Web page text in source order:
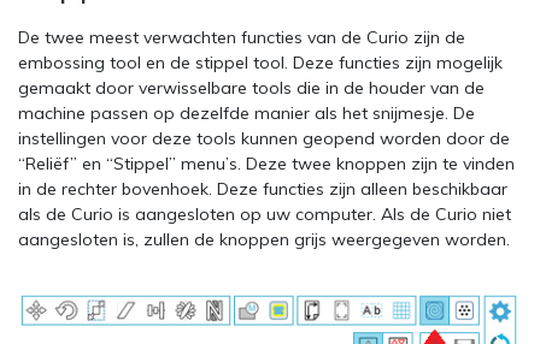
De twee meest verwachten functies van de Curio zijn de
embossing tool en de stippel tool. Deze functies zijn mogelijk
gemaakt door verwisselbare tools die in de houder van de
machine passen op dezelfde manier als het snijmesje. De
instellingen voor deze tools kunnen geopend worden door de
“Reliëf” en “Stippel” menu’s. Deze twee knoppen zijn te vinden
in de rechter bovenhoek. Deze functies zijn alleen beschikbaar
als de Curio is aangesloten op uw computer. Als de Curio niet
aangesloten is, zullen de knoppen grijs weergegeven worden.